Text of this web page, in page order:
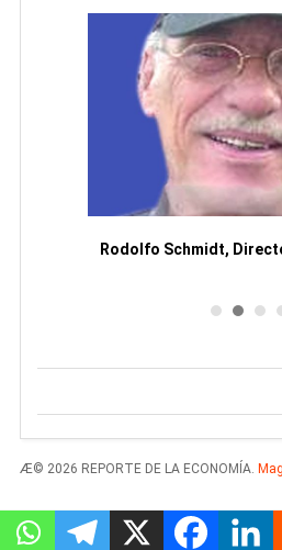
Rodolfo Schmidt,
Æ© 2026 REPORTE DE LA ECONOMÍA.